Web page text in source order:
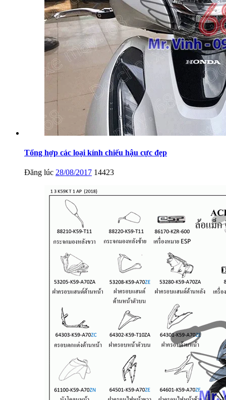
Tổng hợp các loại kính chiếu hậu cực đẹp
Đăng lúc 28/08/2017 14423